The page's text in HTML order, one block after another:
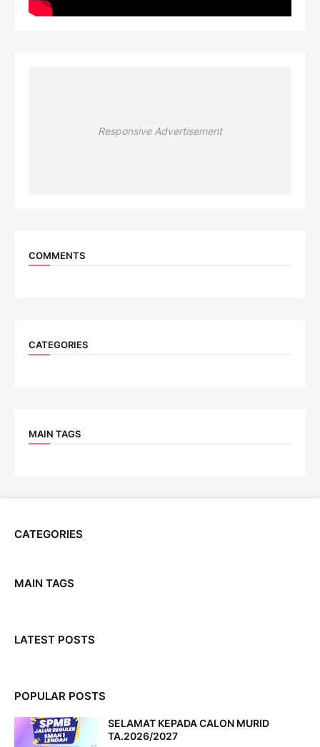
Responsive Advertisement
COMMENTS
CATEGORIES
MAIN TAGS
CATEGORIES
MAIN TAGS
LATEST POSTS
POPULAR POSTS
SELAMAT KEPADA CALON MURID
TA.2026/2027